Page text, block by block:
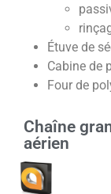
Étuve de
Cabine de
Four de
Chaîne
aérien